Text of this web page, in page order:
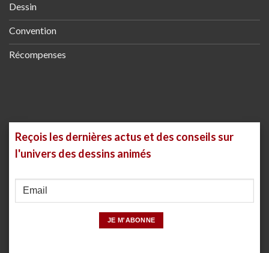
Dessin
Convention
Récompenses
Reçois les dernières actus et des conseils sur
l'univers des dessins animés